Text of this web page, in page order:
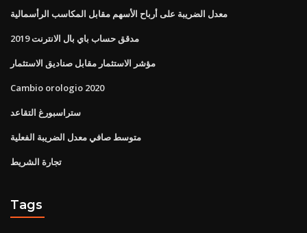
معدل الضريبة على أرباح الأسهم مقابل المكاسب الرأسمالية
مدقق حساب باي بال الانترنت 2019
مؤشر الاستثمار مقابل صناديق الاستثمار
Cambio orologio 2020
ستراسبورغ التقاعد
متوسط ​​صافي معدل الضريبة الفعلية
تجارة الشريط
Tags